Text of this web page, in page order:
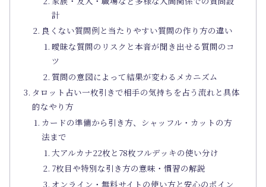
計
良くない質問例と当たりやすい質問の作り方の違い
曖昧な質問のリスクと本音が聞き出せる質問のコ
ツ
質問の意図によって結果が変わるメカニズム
タロット占い一枚引きで相手の気持ちを占う流れと具体
的なやり方
カードの準備から引き方、シャッフル・カットの方
法まで
大アルカナ22枚と78枚フルデッキの使い分け
7枚目や特別な引き方の意味・慣習の解説
オンライン・無料サイトの使い方と安心のポイン